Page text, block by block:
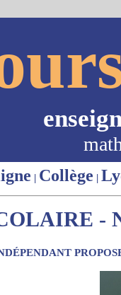
| Collège |
-